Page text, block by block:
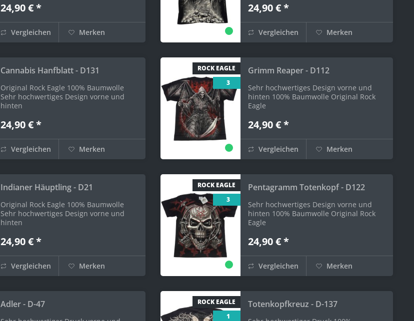
24,90 € *
Vergleichen Merken
24,90 € *
Vergleichen Merken
Cannabis Hanfblatt - D131
Original Rock Eagle 100% Baumwolle
Sehr hochwertiges Design vorne und
hinten
24,90 € *
Vergleichen Merken
ROCK EAGLE
3
Grimm Reaper - D112
Sehr hochwertiges Design vorne und
hinten 100% Baumwolle Original Rock
Eagle
24,90 € *
Vergleichen Merken
Indianer Häuptling - D21
Original Rock Eagle 100% Baumwolle
Sehr hochwertiges Design vorne und
hinten
24,90 € *
Vergleichen Merken
ROCK EAGLE
3
Pentagramm Totenkopf - D122
Sehr hochwertiges Design vorne und
hinten 100% Baumwolle Original Rock
Eagle
24,90 € *
Vergleichen Merken
Adler - D-47
ROCK EAGLE
1
Totenkopfkreuz - D-137